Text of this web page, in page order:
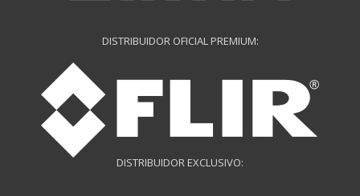
DISTRIBUIDOR OFICIAL PREMIUM:
DISTRIBUIDOR EXCLUSIVO: